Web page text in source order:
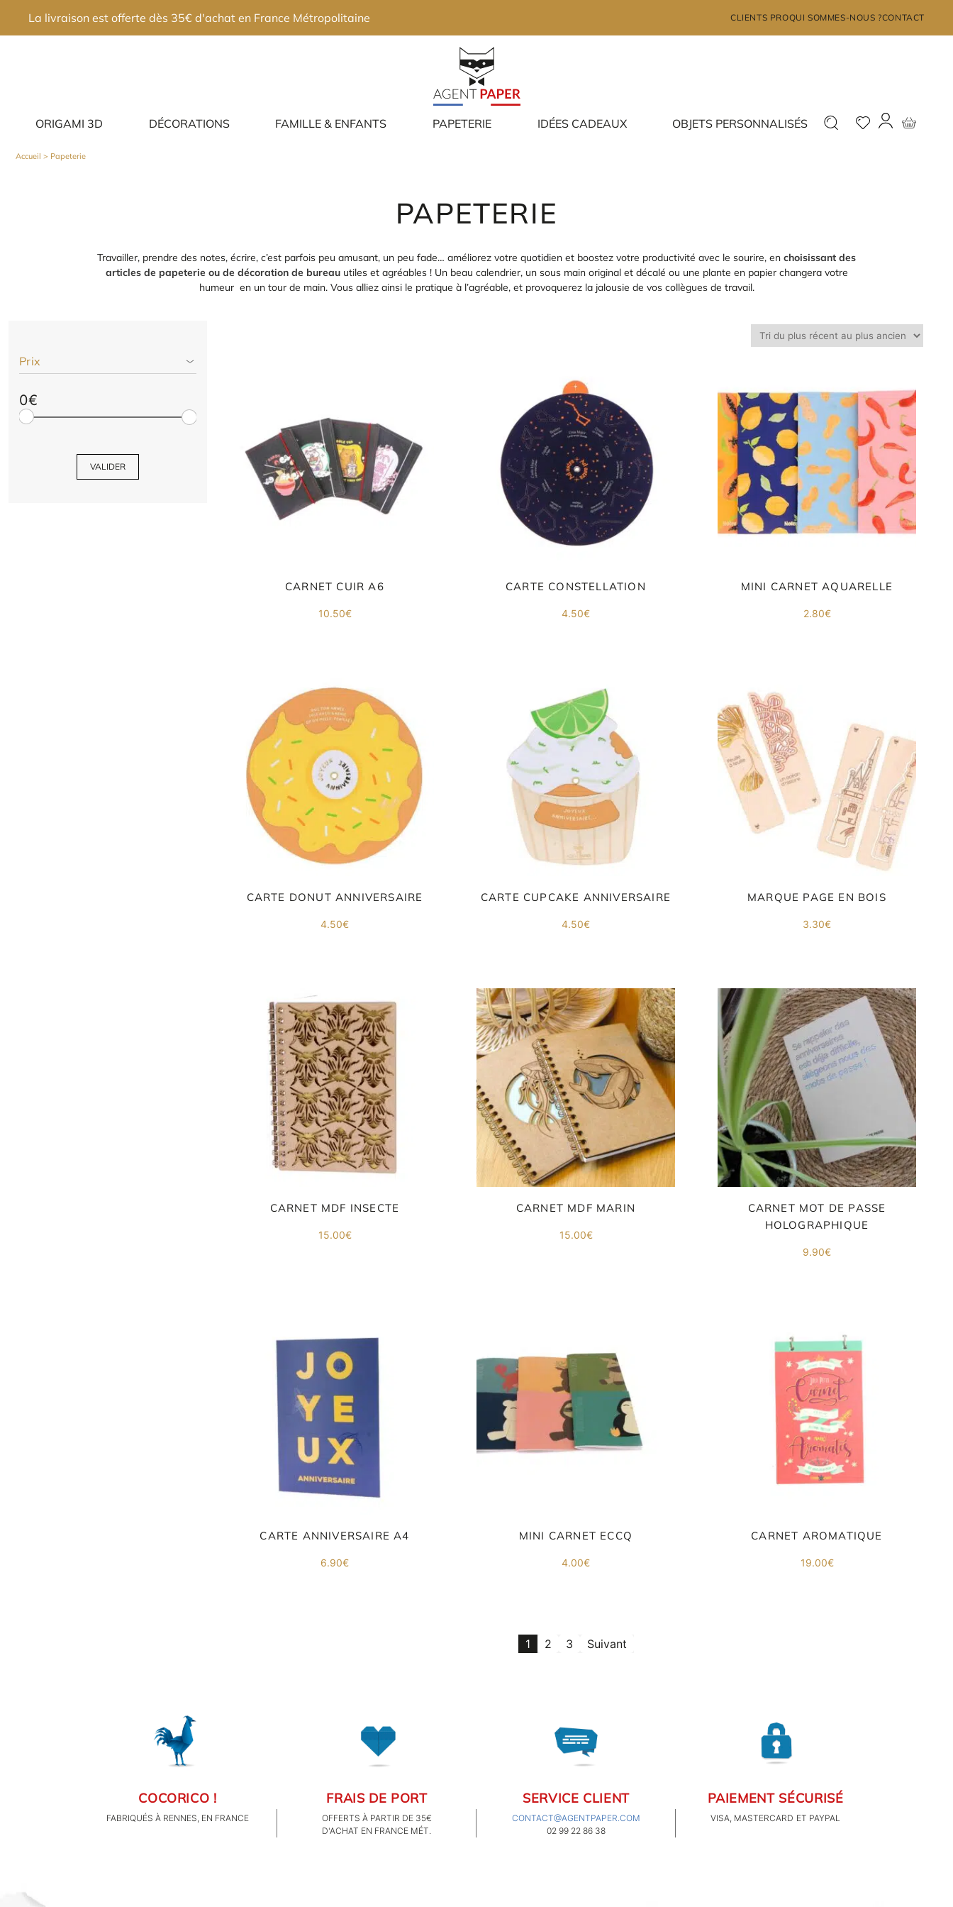
ORIGAMI 3D DÉCORATIONS FAMILLE & ENFANTS PAPETERIE IDÉES CADEAUX OBJETS PERSONNALISÉS
La livraison est offerte dès 35€ d'achat en France Métropolitaine CLIENTS PROQUI SOMMES-NOUS ?CONTACT
Accueil > Papeterie
PAPETERIE
Travailler, prendre des notes, écrire, c’est parfois peu amusant, un peu fade… améliorez votre quotidien et boostez votre productivité avec le sourire, en choisissant des
articles de papeterie ou de décoration de bureauutiles et agréables ! Un beau calendrier, un sous main original et décalé ou une plante en papier changera votre
humeur en un tour de main. Vous alliez ainsi le pratique à l’agréable, et provoquerez la jalousie de vos collègues de travail.
Prix
0€
VALIDER
CARNET CUIR A6
10.50€
CARTE CONSTELLATION
4.50€
MINI CARNET AQUARELLE
2.80€
CARTE DONUT ANNIVERSAIRE
4.50€
CARTE CUPCAKE ANNIVERSAIRE
4.50€
MARQUE PAGE EN BOIS
3.30€
CARNET MDF INSECTE
15.00€
CARNET MDF MARIN
15.00€
CARNET MOT DE PASSE
HOLOGRAPHIQUE
9.90€
CARTE ANNIVERSAIRE A4
6.90€
MINI CARNET ECCQ
4.00€
CARNET AROMATIQUE
19.00€
1 2 3 Suivant
×
Déjà inscrit ? Nouveau ?
JE ME CONNECTE
×
COCORICO !
FABRIQUÉS À RENNES, EN FRANCE
FRAIS DE PORT
OFFERTS À PARTIR DE 35€
D'ACHAT EN FRANCE MÉT.
SERVICE CLIENT
CONTACT@AGENTPAPER.COM
02 99 22 86 38
PAIEMENT SÉCURISÉ
VISA, MASTERCARD ET PAYPAL